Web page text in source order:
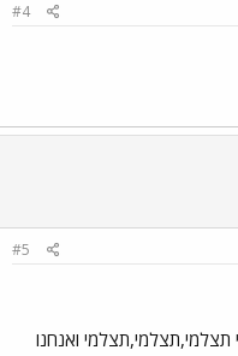
#4
#5
ואנחנו